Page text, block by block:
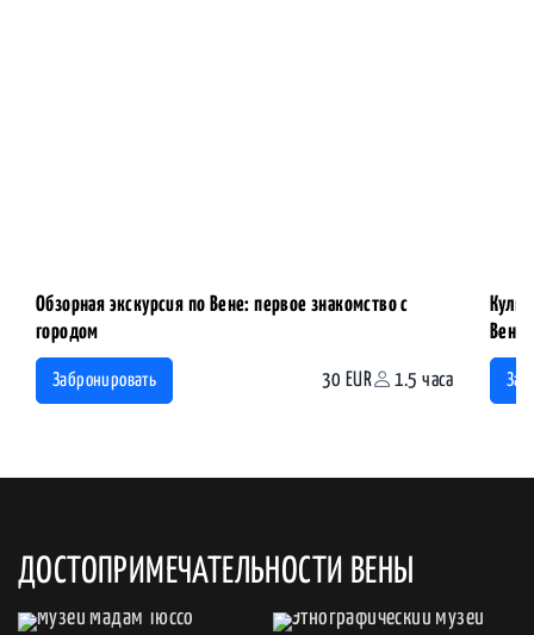
Обзорная экскурсия по Вене: первое знакомство с
городом
Забронировать 30 EUR 1.5 часа
Вены
ДОСТОПРИМЕЧАТЕЛЬНОСТИ ВЕНЫ